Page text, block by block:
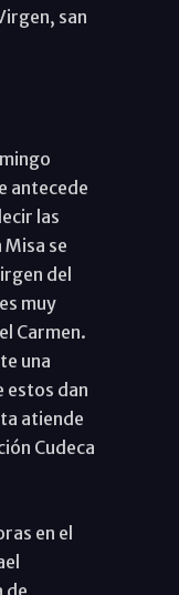
san
antecede
las
se
del
muy
Carmen.
una
estos dan
atiende
Cudeca
en el
de